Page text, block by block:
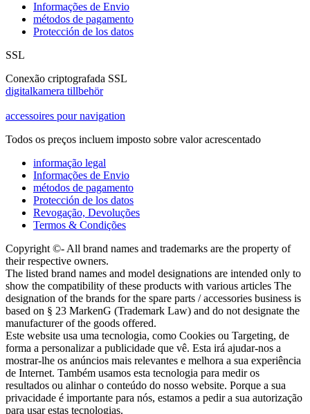
Informações de Envio
métodos de pagamento
Protección de los datos
SSL
Conexão criptografada SSL
digitalkamera tillbehör
accessoires pour navigation
Todos os preços incluem imposto sobre valor acrescentado
informação legal
Informações de Envio
métodos de pagamento
Protección de los datos
Revogação, Devoluções
Termos & Condições
Copyright ©- All brand names and trademarks are the property of
their respective owners.
The listed brand names and model designations are intended only to
show the compatibility of these products with various articles The
designation of the brands for the spare parts / accessories business is
based on § 23 MarkenG (Trademark Law) and do not designate the
manufacturer of the goods offered.
Este website usa uma tecnologia, como Cookies ou Targeting, de
forma a personalizar a publicidade que vê. Esta irá ajudar-nos a
mostrar-lhe os anúncios mais relevantes e melhora a sua experiência
de Internet. Também usamos esta tecnologia para medir os
resultados ou alinhar o conteúdo do nosso website. Porque a sua
privacidade é importante para nós, estamos a pedir a sua autorização
para usar estas tecnologias.